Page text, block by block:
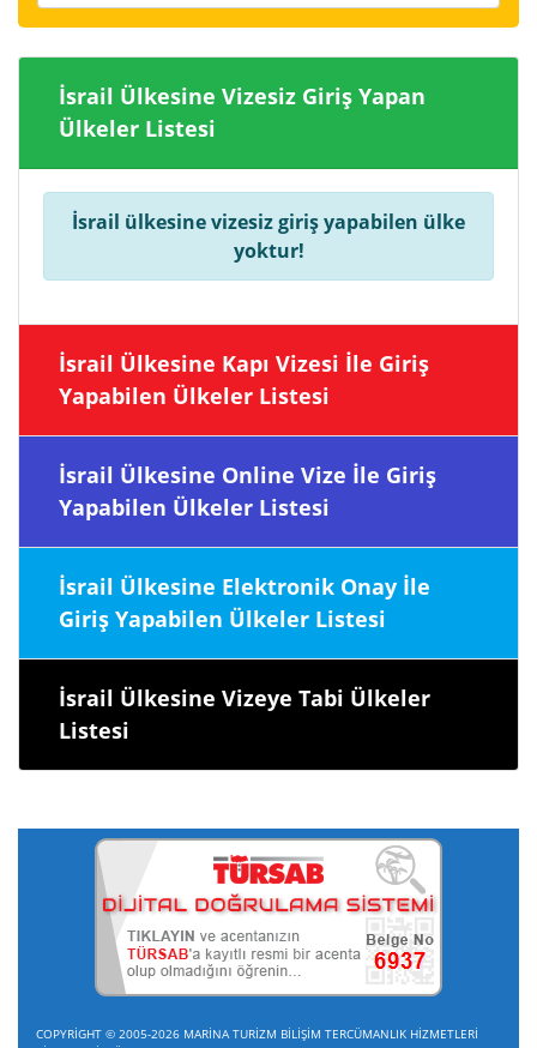
İsrail Ülkesine Vizesiz Giriş Yapan
Ülkeler Listesi
İsrail ülkesine vizesiz giriş yapabilen ülke
yoktur!
İsrail Ülkesine Kapı Vizesi İle Giriş
Yapabilen Ülkeler Listesi
İsrail Ülkesine Online Vize İle Giriş
Yapabilen Ülkeler Listesi
İsrail Ülkesine Elektronik Onay İle
Giriş Yapabilen Ülkeler Listesi
İsrail Ülkesine Vizeye Tabi Ülkeler
Listesi
COPYRİGHT © 2005-2026 MARİNA TURİZM BİLİŞİM TERCÜMANLIK HİZMETLERİ